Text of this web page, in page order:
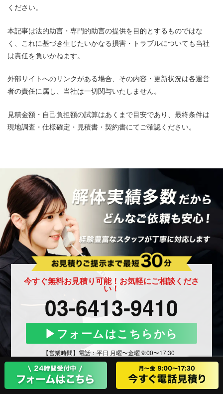
ください。
本記事は法的助言・専門的助言の提供を目的とするものではな
く、これに基づき生じたいかなる損害・トラブルについても当社
は責任を負いかねます。
外部サイトへのリンクがある場合、その内容・更新状況は各運営
者の責任に属し、当社は一切関与いたしません。
見積金額・自己負担額の試算はあくまで目安であり、最終条件は
現地調査・仕様確定・見積書・契約書にてご確認ください。
今すぐ無料お見積り可能！お気軽にご相談くださ
い！
03-6413-9410
▶︎フォームはこちらから
【営業時間】電話：平日 月曜〜金曜 9:00〜17:30
フォーム：24時間受付中です
豊栄開発株式会社 代表取締役：増尾 豊平
本社：東京都世田谷区桜丘3-5-3